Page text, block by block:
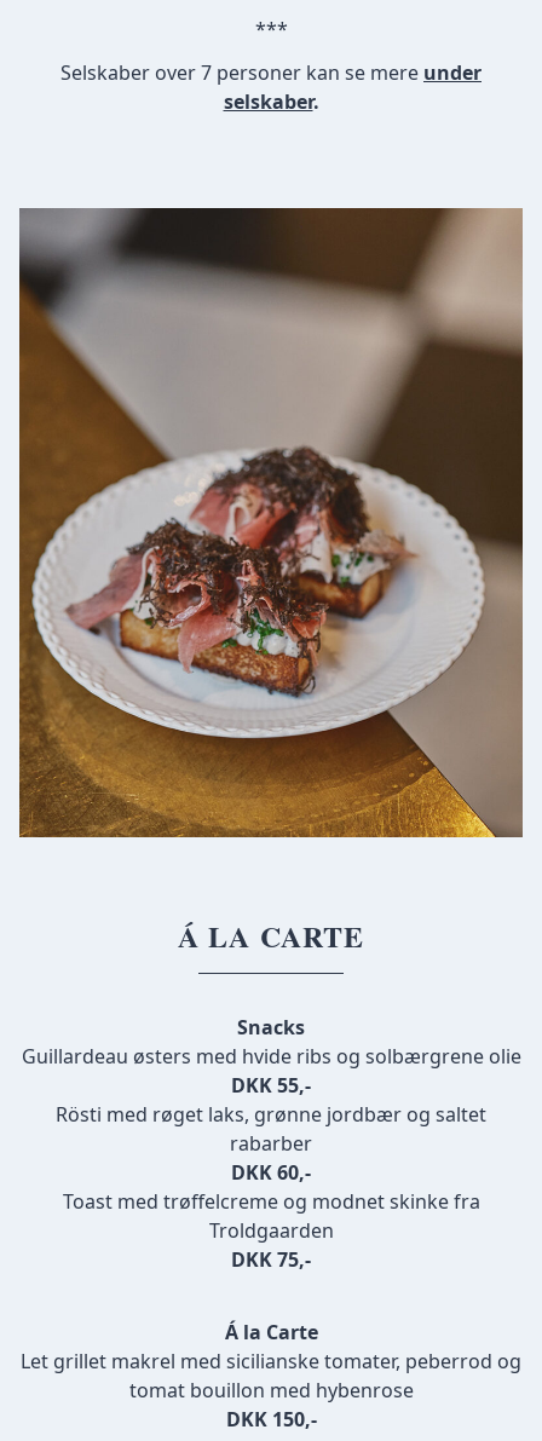
***
Selskaber over 7 personer kan se mere under
selskaber.
Á LA CARTE
Snacks
Guillardeau østers med hvide ribs og solbærgrene olie
DKK 55,-
Rösti med røget laks, grønne jordbær og saltet
rabarber
DKK 60,-
Toast med trøffelcreme og modnet skinke fra
Troldgaarden
DKK 75,-
Á la Carte
Let grillet makrel med sicilianske tomater, peberrod og
tomat bouillon med hybenrose
DKK 150,-